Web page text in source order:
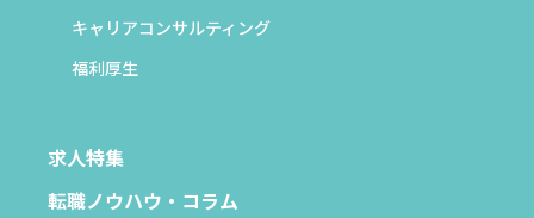
キャリアコンサルティング
福利厚生
求人特集
転職ノウハウ・コラム